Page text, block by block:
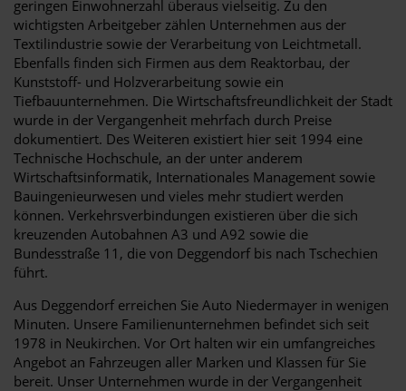
geringen Einwohnerzahl überaus vielseitig. Zu den
wichtigsten Arbeitgeber zählen Unternehmen aus der
Textilindustrie sowie der Verarbeitung von Leichtmetall.
Ebenfalls finden sich Firmen aus dem Reaktorbau, der
Kunststoff- und Holzverarbeitung sowie ein
Tiefbauunternehmen. Die Wirtschaftsfreundlichkeit der Stadt
wurde in der Vergangenheit mehrfach durch Preise
dokumentiert. Des Weiteren existiert hier seit 1994 eine
Technische Hochschule, an der unter anderem
Wirtschaftsinformatik, Internationales Management sowie
Bauingenieurwesen und vieles mehr studiert werden
können. Verkehrsverbindungen existieren über die sich
kreuzenden Autobahnen A3 und A92 sowie die
Bundesstraße 11, die von Deggendorf bis nach Tschechien
führt.
Aus Deggendorf erreichen Sie Auto Niedermayer in wenigen
Minuten. Unsere Familienunternehmen befindet sich seit
1978 in Neukirchen. Vor Ort halten wir ein umfangreiches
Angebot an Fahrzeugen aller Marken und Klassen für Sie
bereit. Unser Unternehmen wurde in der Vergangenheit